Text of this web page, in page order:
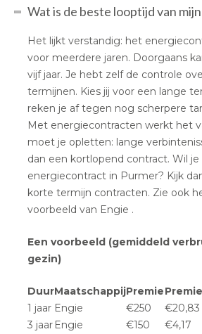
Wat is de beste looptijd van
Het lijkt verstandig: het
voor meerdere jaren. Doorgaans
vijf jaar. Je hebt zelf de controle
termijnen. Kies jij voor een lange
reken je af tegen nog scherpere
Met energiecontracten werkt het
moet je opletten: lange
dan een kortlopend contract. Wil
energiecontract in Purmer? Kijk
korte termijn contracten. Zie ook
voorbeeld van Engie .
Een voorbeeld (gemiddeld
gezin)
DuurMaatschappijPremie
1 jaar Engie €250 €20,83
3 jaar Engie €150 €4,17